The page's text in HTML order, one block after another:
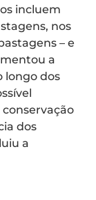
incluem
nos
– e
a
longo dos
dos
a